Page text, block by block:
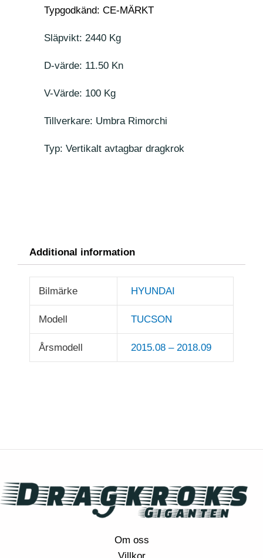
Typgodkänd: CE-MÄRKT
Släpvikt: 2440 Kg
D-värde: 11.50 Kn
V-Värde: 100 Kg
Tillverkare: Umbra Rimorchi
Typ: Vertikalt avtagbar dragkrok
Additional information
Bilmärke HYUNDAI
Modell TUCSON
Årsmodell 2015.08 – 2018.09
Om oss